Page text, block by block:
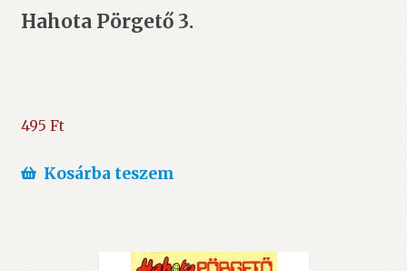
Hahota Pörgető 3.
495 Ft
Kosárba teszem